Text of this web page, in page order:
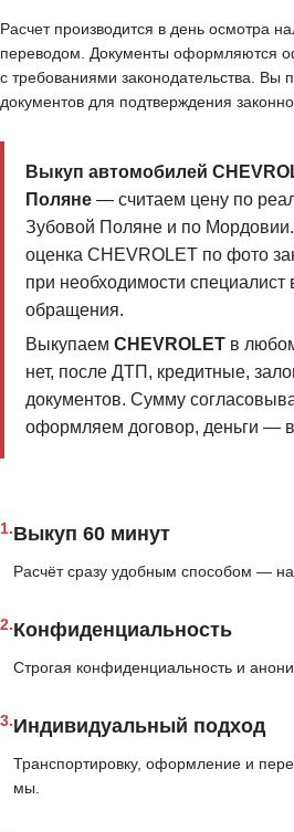
Расчет производится в день осмотра
переводом. Документы оформляются
с требованиями законодательства. Вы
документов для подтверждения
Выкуп автомобилей
Поляне— считаем цену по
Зубовой Поляне и по
оценка CHEVROLET по фото
при необходимости специалист
обращения.
Выкупаем CHEVROLETв
нет, после ДТП, кредитные,
документов. Сумму
оформляем договор, деньги —
1.Выкуп 60 минут
Расчёт сразу удобным способом —
2.Конфиденциальность
Строгая конфиденциальность и
3.Индивидуальный подход
Транспортировку, оформление и
мы.